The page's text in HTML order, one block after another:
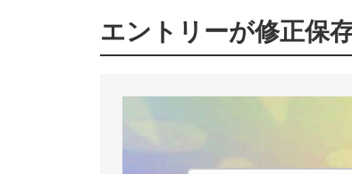
エントリーが修正保